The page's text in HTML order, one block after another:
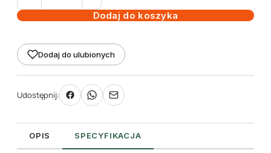
wieszana
70
x
99
mm
(2250szt.)
Dodaj do koszyka
Dodaj do ulubionych
Udostępnij:
OPIS SPECYFIKACJA